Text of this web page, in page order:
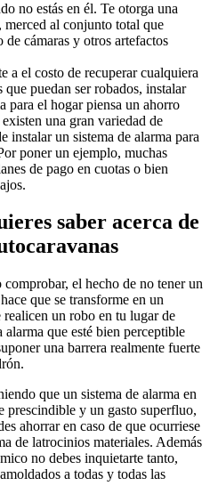
no estás en él. Te otorga una
merced al conjunto total que
de cámaras y otros artefactos
a el costo de recuperar cualquiera
que puedan ser robados, instalar
para el hogar piensa un ahorro
una gran variedad de
instalar un sistema de alarma para
poner un ejemplo, muchas
de pago en cuotas o bien
saber acerca de
el hecho de no tener un
que se transforme en un
un robo en tu lugar de
que esté bien perceptible
una barrera realmente fuerte
que un sistema de alarma en
prescindible y un gasto superfluo,
ahorrar en caso de que ocurriese
de latrocinios materiales. Además
no debes inquietarte tanto,
a todas y todas las